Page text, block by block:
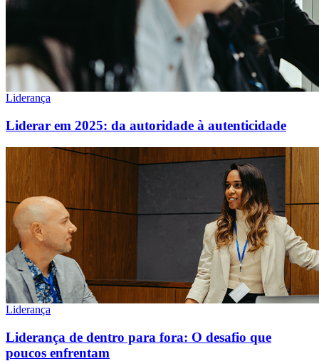
Liderança
Liderar em 2025: da autoridade à autenticidade
Liderança
Liderança de dentro para fora: O desafio que
poucos enfrentam